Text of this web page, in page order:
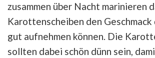
zusammen über Nacht marinieren
Karottenscheiben den
gut aufnehmen können. Die
sollten dabei schön dünn sein,